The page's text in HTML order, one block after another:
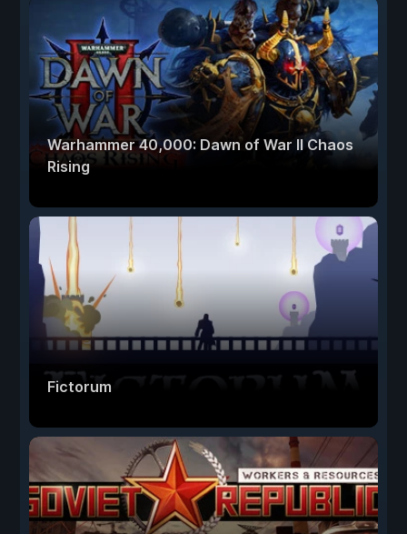
Warhammer 40,000: Dawn of War II Chaos
Rising
Fictorum